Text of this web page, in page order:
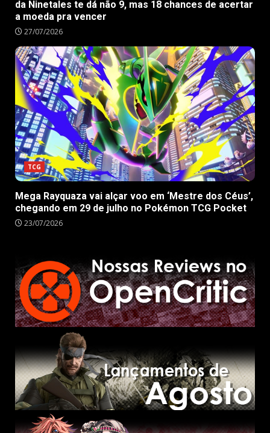
da Ninetales te dá não 9, mas 18 chances de acertar
a moeda pra vencer
27/07/2026
TCG
Mega Rayquaza vai alçar voo em ‘Mestre dos Céus’,
chegando em 29 de julho no Pokémon TCG Pocket
23/07/2026